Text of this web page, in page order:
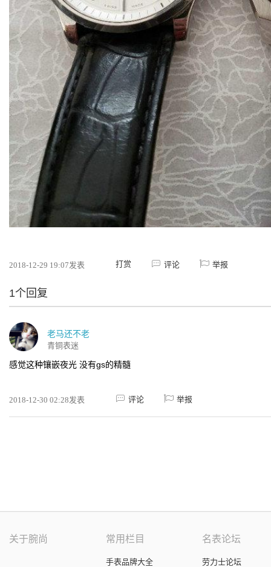
2018-12-29 19:07发表 打赏 评论 举报
1个回复
老马还不老
青铜表迷
感觉这种镶嵌夜光 没有gs的精髓
2018-12-30 02:28发表 评论 举报
关于腕尚 常用栏目
手表品牌大全
名表论坛
劳力士论坛